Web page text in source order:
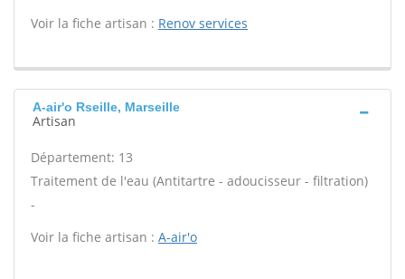
Voir la fiche artisan : Renov services
A-air'o Rseille, Marseille
Artisan
Département: 13
Traitement de l'eau (Antitartre - adoucisseur - filtration)
-
Voir la fiche artisan : A-air'o